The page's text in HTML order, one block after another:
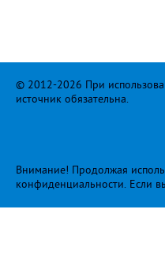
© 2012-2026 При
источник обязательна.
Внимание! Продолжая
конфиденциальности. Если